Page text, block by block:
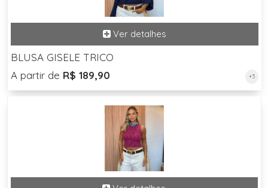
BLUSA GISELE TRICO
A partir de R$ 189,90 +3